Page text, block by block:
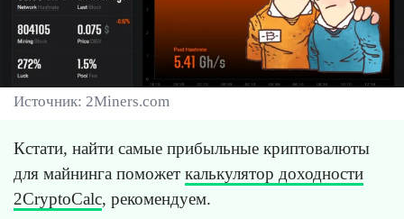
Источник: 2Miners.com
Кстати, найти самые прибыльные криптовалюты
для майнинга поможет калькулятор доходности
2CryptoCalc, рекомендуем.